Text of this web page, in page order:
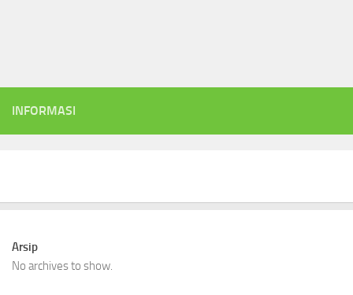
INFORMASI
Arsip
No archives to show.